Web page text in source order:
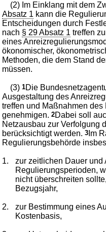
(2) Im Einklang mit dem
Absatz 1 kann die
Entscheidungen durch
nach § 29 Absatz 1 treffen
eines
ökonomischer,
Methoden, die dem Stand
müssen.
(3)1Die
Ausgestaltung des
treffen und Maßnahmen des
genehmigen.2Dabei soll
Netzausbau zur Verfolgung
berücksichtigt werden.3 Im
Regulierungsbehörde
1.
zur zeitlichen Dauer und
Regulierungsperioden,
nicht überschreiten
Bezugsjahr,
2.
zur Bestimmung eines
Kostenbasis,